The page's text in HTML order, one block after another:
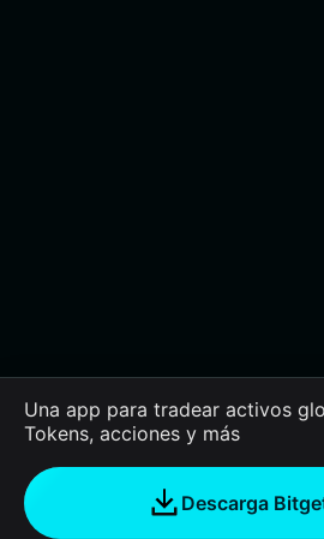
Una app para tradear activos
Tokens, acciones y más
Descarga